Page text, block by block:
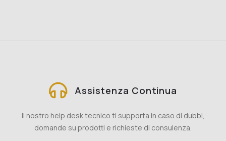
Assistenza Continua
Il nostro help desk tecnico ti supporta in caso di dubbi,
domande su prodotti e richieste di consulenza.